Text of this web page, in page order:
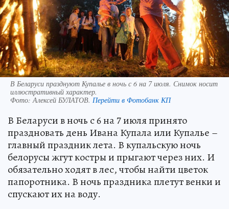
В Беларуси празднуют Купалье в ночь с 6 на 7 июля. Снимок носит
иллюстративный характер.
Фото: Алексей БУЛАТОВ. Перейти в Фотобанк КП
В Беларуси в ночь с 6 на 7 июля принято
праздновать день Ивана Купала или Купалье –
главный праздник лета. В купальскую ночь
белорусы жгут костры и прыгают через них. И
обязательно ходят в лес, чтобы найти цветок
папоротника. В ночь праздника плетут венки и
спускают их на воду.